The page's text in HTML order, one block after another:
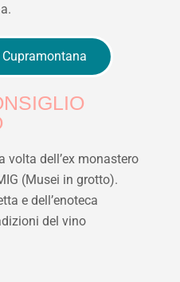
volta dell’ex monastero
(Musei in grotto).
e dell’enoteca
del vino